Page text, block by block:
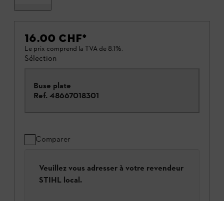
16.00 CHF*
Le prix comprend la TVA de 8.1%.
Sélection
Buse plate
Ref. 48667018301
Comparer
Veuillez vous adresser à votre revendeur
STIHL local.